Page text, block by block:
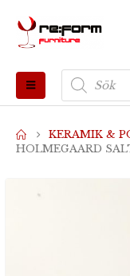
KERAMIK &
HOLMEGAARD